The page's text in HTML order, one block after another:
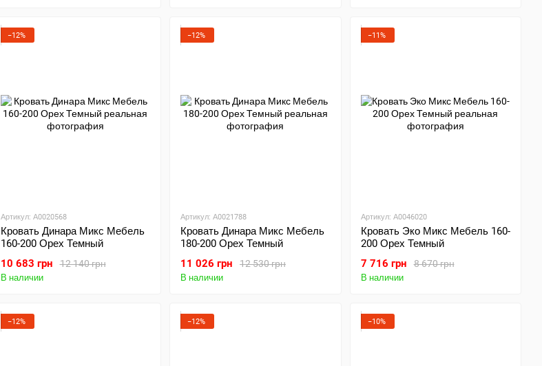
−12%
Артикул: А0020568
Кровать Динара Микс Мебель
160-200 Орех Темный
12 140 грн
10 683 грн
В наличии
−12%
Артикул: А0021788
Кровать Динара Микс Мебель
180-200 Орех Темный
12 530 грн
11 026 грн
В наличии
−11%
Артикул: А0046020
Кровать Эко Микс Мебель 160-
200 Орех Темный
8 670 грн
7 716 грн
В наличии
−12% −12% −10%